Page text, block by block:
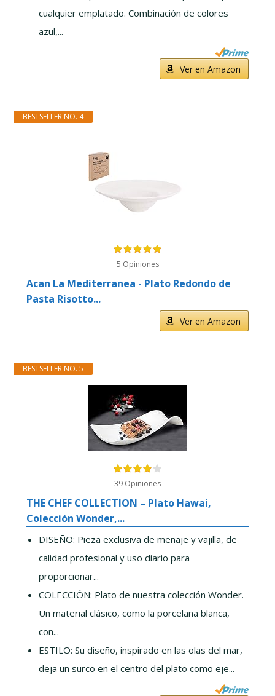
cualquier emplatado. Combinación de colores
azul,...
Ver en Amazon
BESTSELLER NO. 4
5 Opiniones
Acan La Mediterranea - Plato Redondo de
Pasta Risotto...
Ver en Amazon
BESTSELLER NO. 5
39 Opiniones
THE CHEF COLLECTION – Plato Hawai,
Colección Wonder,...
DISEÑO: Pieza exclusiva de menaje y vajilla, de
calidad profesional y uso diario para
proporcionar...
COLECCIÓN: Plato de nuestra colección Wonder.
Un material clásico, como la porcelana blanca,
con...
ESTILO: Su diseño, inspirado en las olas del mar,
deja un surco en el centro del plato como eje...